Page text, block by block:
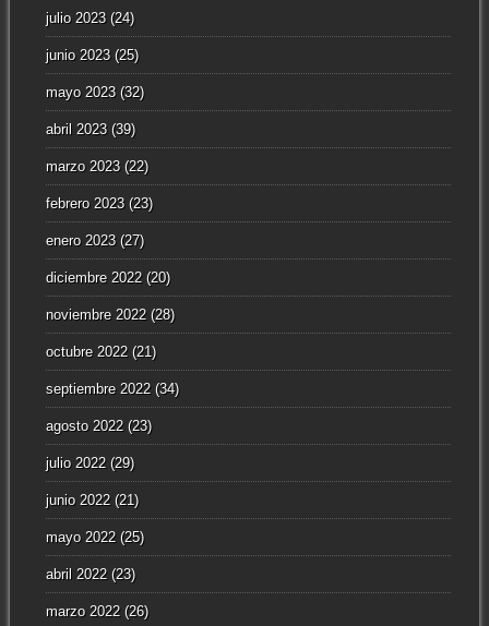
julio 2023(24)
junio 2023(25)
mayo 2023(32)
abril 2023(39)
marzo 2023(22)
febrero 2023(23)
enero 2023(27)
diciembre 2022(20)
noviembre 2022(28)
octubre 2022(21)
septiembre 2022(34)
agosto 2022(23)
julio 2022(29)
junio 2022(21)
mayo 2022(25)
abril 2022(23)
marzo 2022(26)